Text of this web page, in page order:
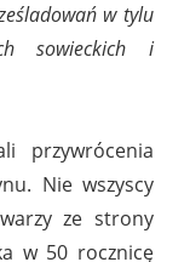
w tylu
sowieckich i
przywrócenia
Nie wszyscy
ze strony
w 50 rocznicę